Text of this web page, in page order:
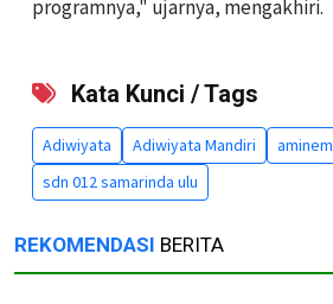
programnya," ujarnya, mengakhiri.
Kata Kunci / Tags
Adiwiyata Adiwiyata Mandiri aminem
sdn 012 samarinda ulu
REKOMENDASI BERITA